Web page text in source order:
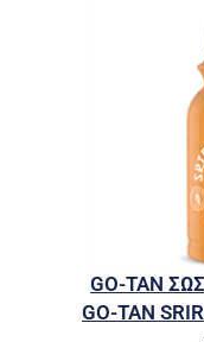
GO-TAN
GO-TAN